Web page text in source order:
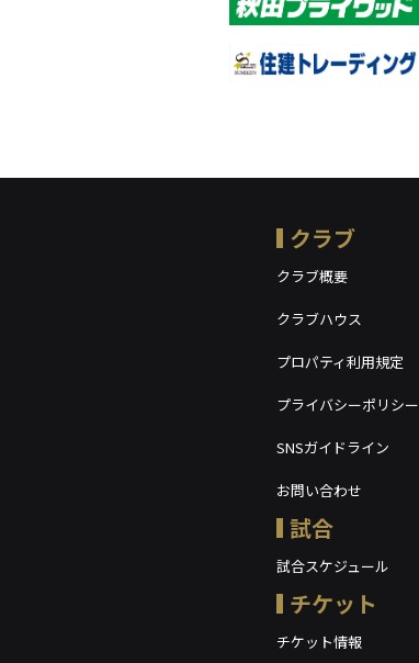
クラブ
クラブ概要
クラブハウス
プロパティ利用規定
プライバシーポリシー
SNSガイドライン
お問い合わせ
試合
試合スケジュール
チケット
チケット情報